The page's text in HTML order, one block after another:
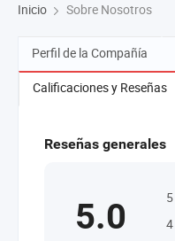
Inicio Sobre Nosotros
Perfil de la Compañía
Calificaciones y Reseñas
Reseñas generales
5.0 5
4